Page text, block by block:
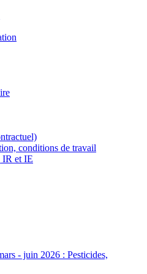
conditions de travail
IR et IE
- juin 2026 : Pesticides,